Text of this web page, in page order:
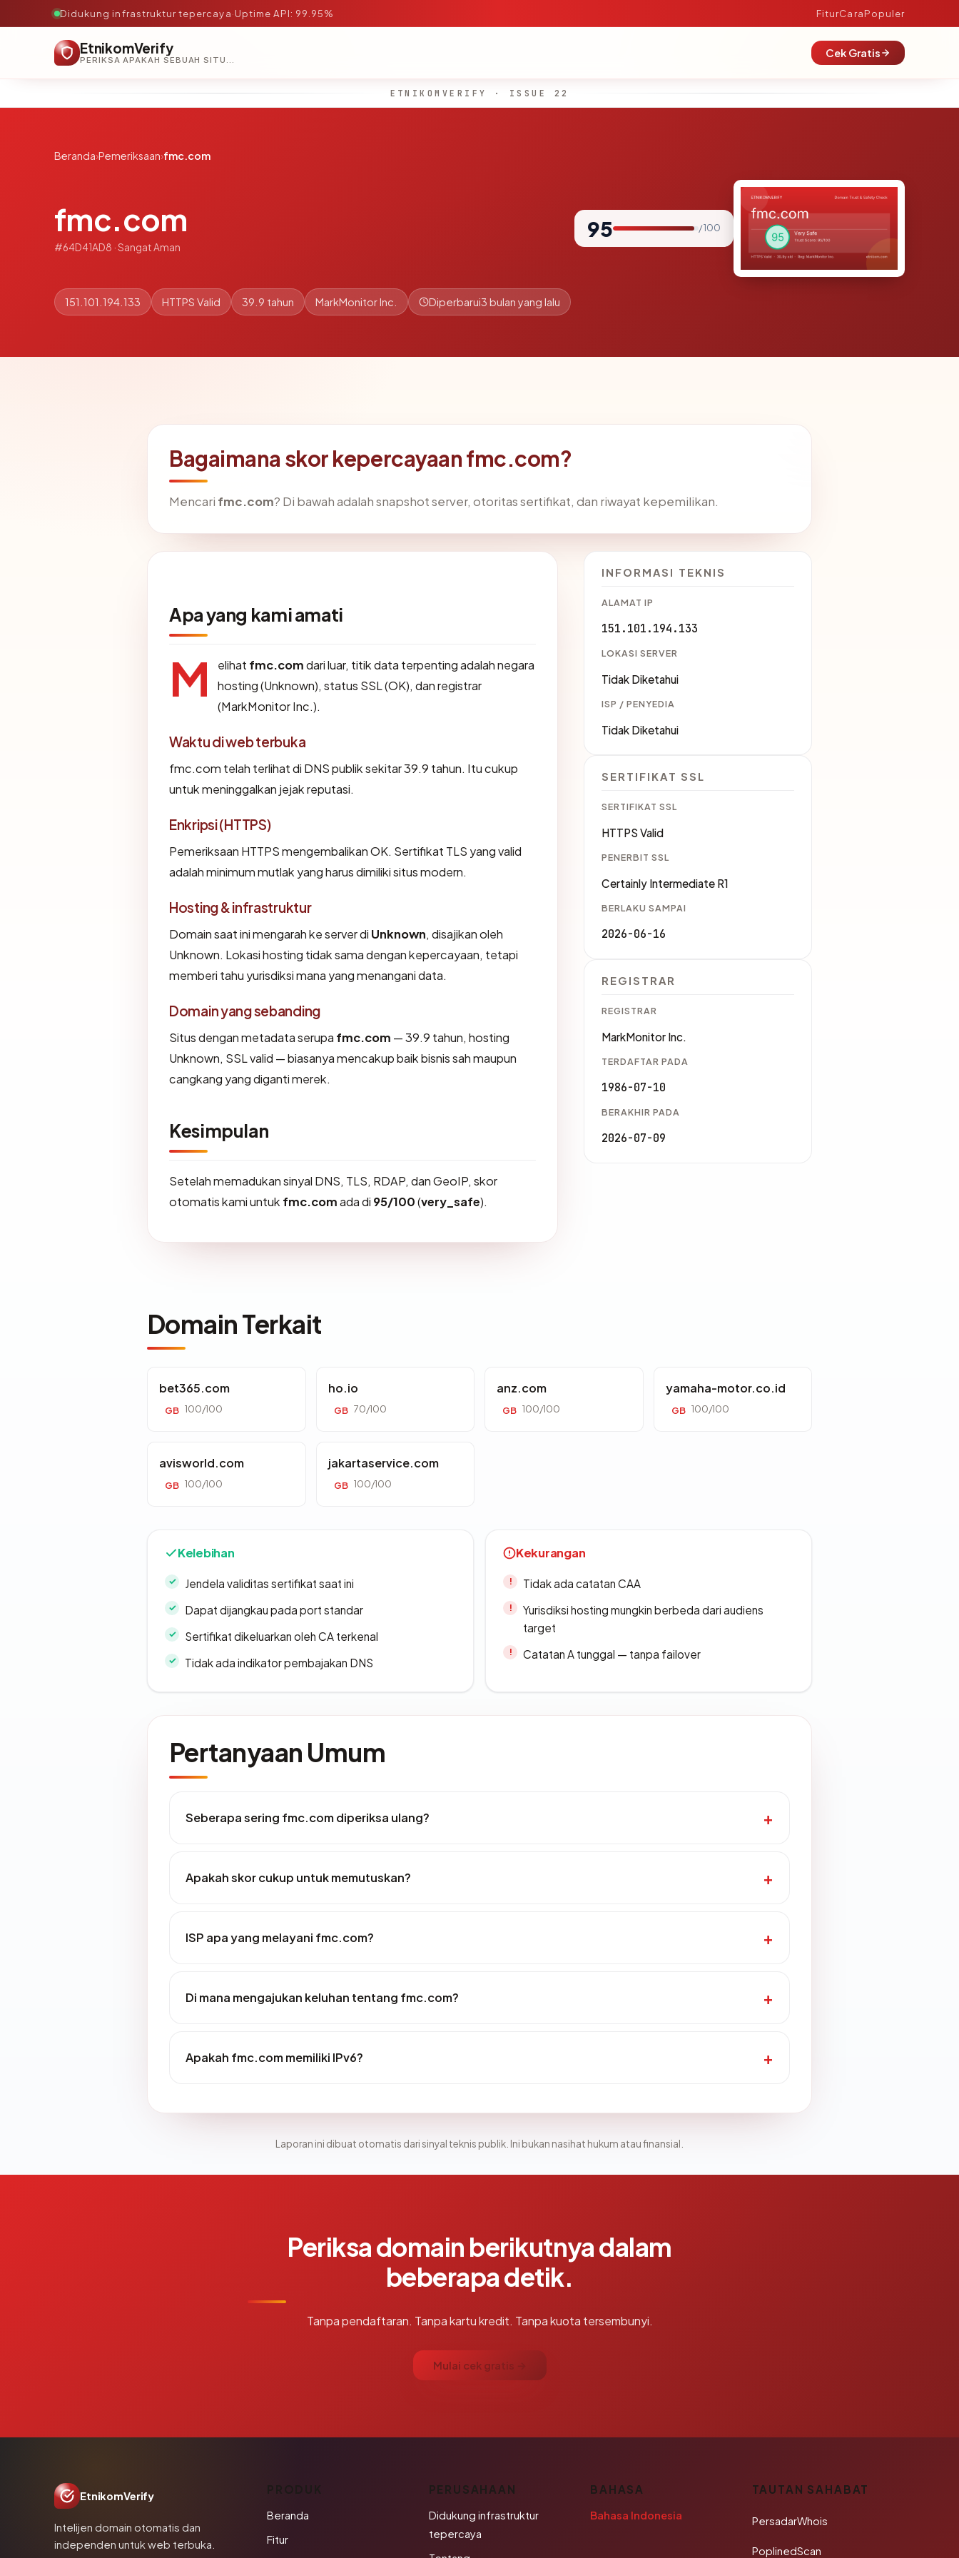
Didukung infrastruktur tepercaya·Uptime API: 99.95% FiturCaraPopuler
EtnikomVerify
PERIKSA APAKAH SEBUAH SITUS AMAN, TEPERCAYA, DAN TERVERIFIKASI DALAM HITUNGAN DETIK.
Cek Gratis
ETNIKOMVERIFY · ISSUE 22
Beranda›Pemeriksaan›fmc.com
fmc.com
#64D41AD8 · Sangat Aman
95 / 100
151.101.194.133 HTTPS Valid 39.9 tahun MarkMonitor Inc. Diperbarui3 bulan yang lalu
Bagaimana skor kepercayaan fmc.com?
Mencari fmc.com? Di bawah adalah snapshot server, otoritas sertifikat, dan riwayat kepemilikan.
Apa yang kami amati
M elihat fmc.comdari luar, titik data terpenting adalah negara
hosting (Unknown), status SSL (OK), dan registrar
(MarkMonitor Inc.).
Waktu di web terbuka
fmc.com telah terlihat di DNS publik sekitar 39.9 tahun. Itu cukup
untuk meninggalkan jejak reputasi.
Enkripsi (HTTPS)
Pemeriksaan HTTPS mengembalikan OK. Sertifikat TLS yang valid
adalah minimum mutlak yang harus dimiliki situs modern.
Hosting & infrastruktur
Domain saat ini mengarah ke server di Unknown, disajikan oleh
Unknown. Lokasi hosting tidak sama dengan kepercayaan, tetapi
memberi tahu yurisdiksi mana yang menangani data.
Domain yang sebanding
Situs dengan metadata serupa fmc.com — 39.9 tahun, hosting
Unknown, SSL valid — biasanya mencakup baik bisnis sah maupun
cangkang yang diganti merek.
Kesimpulan
Setelah memadukan sinyal DNS, TLS, RDAP, dan GeoIP, skor
otomatis kami untuk fmc.comada di 95/100(very_safe).
INFORMASI TEKNIS
ALAMAT IP
151.101.194.133
LOKASI SERVER
Tidak Diketahui
ISP / PENYEDIA
Tidak Diketahui
SERTIFIKAT SSL
SERTIFIKAT SSL
HTTPS Valid
PENERBIT SSL
Certainly Intermediate R1
BERLAKU SAMPAI
2026-06-16
REGISTRAR
REGISTRAR
MarkMonitor Inc.
TERDAFTAR PADA
1986-07-10
BERAKHIR PADA
2026-07-09
Domain Terkait
bet365.com
GB 100/100
ho.io
GB 70/100
anz.com
GB 100/100
yamaha-motor.co.id
GB 100/100
avisworld.com
GB 100/100
jakartaservice.com
GB 100/100
Kelebihan
Jendela validitas sertifikat saat ini
Dapat dijangkau pada port standar
Sertifikat dikeluarkan oleh CA terkenal
Tidak ada indikator pembajakan DNS
Kekurangan
Tidak ada catatan CAA
Yurisdiksi hosting mungkin berbeda dari audiens
target
Catatan A tunggal — tanpa failover
Pertanyaan Umum
Seberapa sering fmc.com diperiksa ulang?
Apakah skor cukup untuk memutuskan?
ISP apa yang melayani fmc.com?
Di mana mengajukan keluhan tentang fmc.com?
Apakah fmc.com memiliki IPv6?
Laporan ini dibuat otomatis dari sinyal teknis publik. Ini bukan nasihat hukum atau finansial.
Periksa domain berikutnya dalam
beberapa detik.
Tanpa pendaftaran. Tanpa kartu kredit. Tanpa kuota tersembunyi.
Mulai cek gratis →
EtnikomVerify
Intelijen domain otomatis dan
independen untuk web terbuka.
PRODUK
Beranda
Fitur
PERUSAHAAN
Didukung infrastruktur
tepercaya
BAHASA
Bahasa Indonesia
TAUTAN SAHABAT
PersadarWhois
PoplinedScan